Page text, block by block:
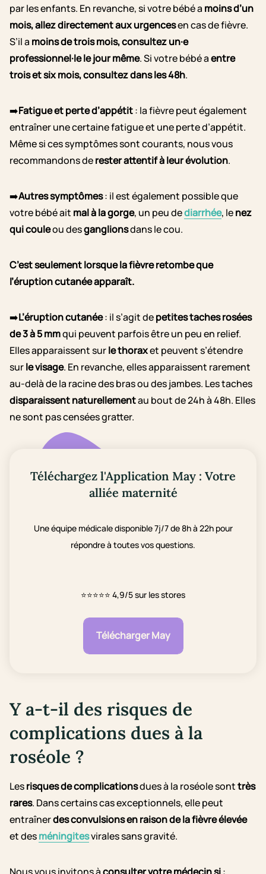
par les enfants. En revanche, si votre bébé a moins d’un
mois, allez directement aux urgencesen cas de fièvre.
S’il a moins de trois mois, consultez un·e
professionnel·le le jour même. Si votre bébé aentre
trois et six mois, consultez dans les 48h.
➡️Fatigue et perte d’appétit: la fièvre peut également
entraîner une certaine fatigue et une perte d’appétit.
Même si ces symptômes sont courants, nous vous
recommandons derester attentif à leur évolution.
➡️Autres symptômes: il est également possible que
votre bébé ait mal à la gorge, un peu dediarrhée, lenez
qui couleou desganglionsdans le cou.
C’est seulement lorsque la fièvre retombe que
l’éruption cutanée apparaît.
➡️L’éruption cutanée: il s’agit depetites taches rosées
de 3 à 5 mmqui peuvent parfois être un peu en relief.
Elles apparaissent surle thoraxet peuvent s’étendre
surle visage. En revanche, elles apparaissent rarement
au-delà de la racine des bras ou des jambes. Les taches
disparaissent naturellementau bout de 24h à 48h. Elles
ne sont pas censées gratter.
Téléchargez l'Application May : Votre
alliée maternité
Une équipe médicale disponible 7j/7 de 8h à 22h pour
répondre à toutes vos questions.
⭐⭐⭐⭐⭐ 4,9/5 sur les stores
Télécharger May
Y a-t-il des risques de
complications dues à la
roséole ?
Lesrisques de complicationsdues à la roséole sonttrès
rares. Dans certains cas exceptionnels, elle peut
entraînerdes convulsionsen raison de la fièvre élevée
et desméningitesvirales sans gravité.